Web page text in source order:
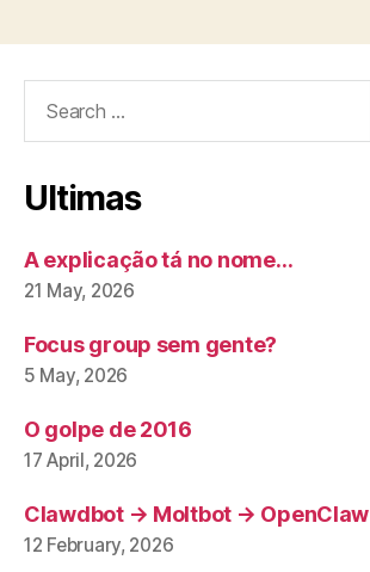
Ultimas
A explicação tá no nome…
21 May, 2026
Focus group sem gente?
5 May, 2026
O golpe de 2016
17 April, 2026
Clawdbot → Moltbot → OpenClaw
12 February, 2026